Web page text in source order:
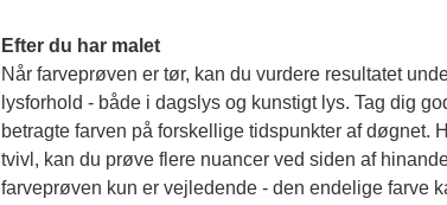
Efter du har malet
Når farveprøven er tør, kan du vurdere resultatet
lysforhold - både i dagslys og kunstigt lys. Tag dig
betragte farven på forskellige tidspunkter af døgnet.
tvivl, kan du prøve flere nuancer ved siden af
farveprøven kun er vejledende - den endelige farve